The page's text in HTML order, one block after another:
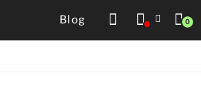
Blog 0